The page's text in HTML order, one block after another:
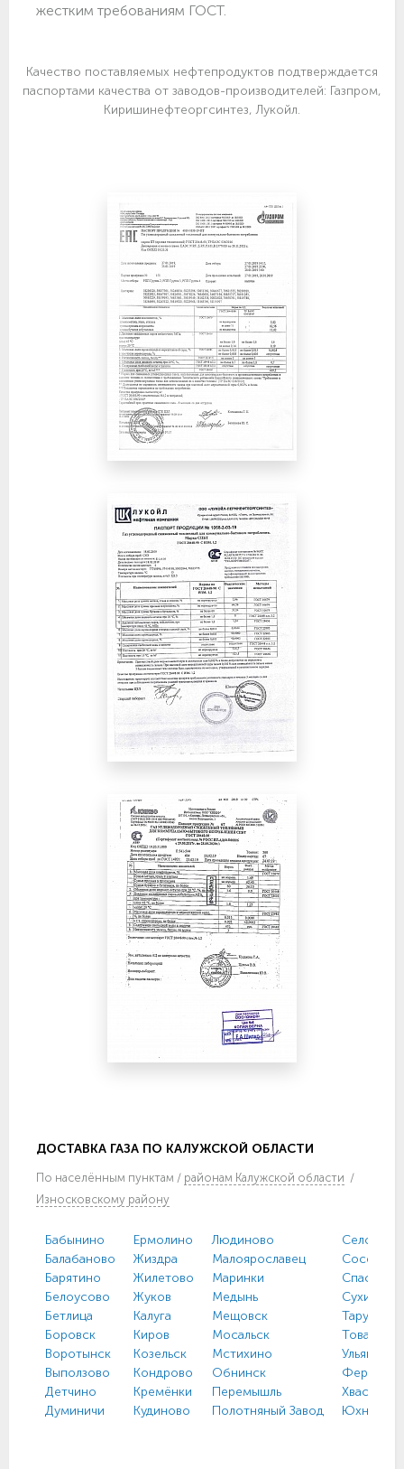
жестким требованиям ГОСТ.
Качество поставляемых нефтепродуктов подтверждается
паспортами качества от заводов-производителей: Газпром,
Киришинефтеоргсинтез, Лукойл.
ДОСТАВКА ГАЗА ПО КАЛУЖСКОЙ ОБЛАСТИ
По населённым пунктам / районам Калужской области /
Износковскому району
Бабынино
Балабаново
Барятино
Белоусово
Бетлица
Боровск
Воротынск
Выползово
Детчино
Думиничи
Ермолино
Жиздра
Жилетово
Жуков
Калуга
Киров
Козельск
Кондрово
Кремёнки
Кудиново
Людиново
Малоярославец
Маринки
Медынь
Мещовск
Мосальск
Мстихино
Обнинск
Перемышль
Полотняный Завод
Село
Спас-
Сухиничи
Таруса
Ульяново
Юхнов